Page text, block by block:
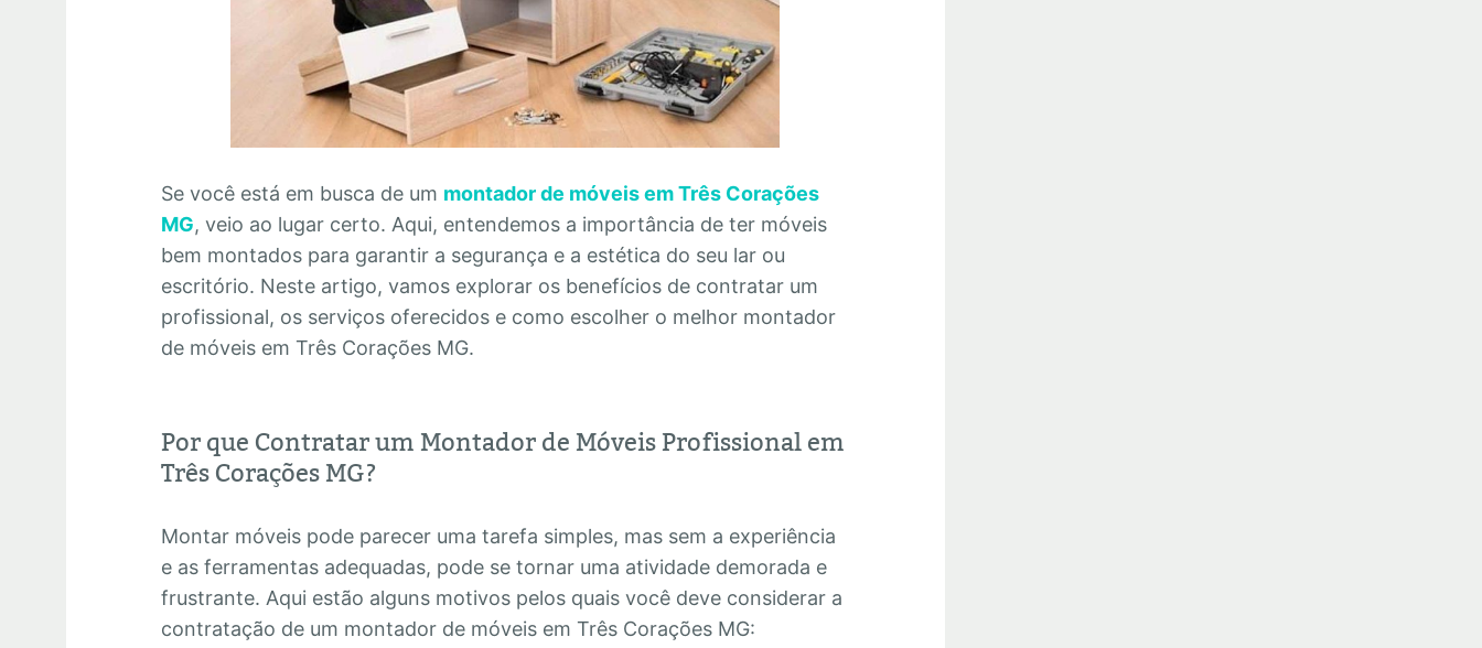
Se você está em busca de um montador de móveis em Três Corações
MG, veio ao lugar certo. Aqui, entendemos a importância de ter móveis
bem montados para garantir a segurança e a estética do seu lar ou
escritório. Neste artigo, vamos explorar os benefícios de contratar um
profissional, os serviços oferecidos e como escolher o melhor montador
de móveis em Três Corações MG.
Por que Contratar um Montador de Móveis Profissional em
Três Corações MG?
Montar móveis pode parecer uma tarefa simples, mas sem a experiência
e as ferramentas adequadas, pode se tornar uma atividade demorada e
frustrante. Aqui estão alguns motivos pelos quais você deve considerar a
contratação de um montador de móveis em Três Corações MG: